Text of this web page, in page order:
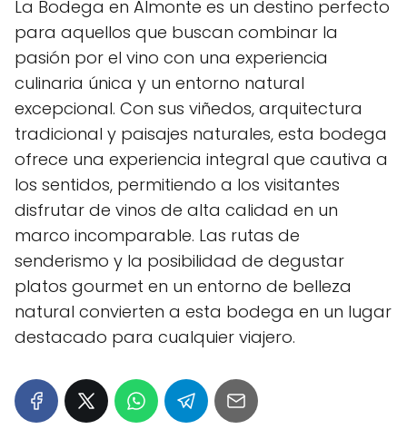
La Bodega en Almonte es un destino perfecto
para aquellos que buscan combinar la
pasión por el vino con una experiencia
culinaria única y un entorno natural
excepcional. Con sus viñedos, arquitectura
tradicional y paisajes naturales, esta bodega
ofrece una experiencia integral que cautiva a
los sentidos, permitiendo a los visitantes
disfrutar de vinos de alta calidad en un
marco incomparable. Las rutas de
senderismo y la posibilidad de degustar
platos gourmet en un entorno de belleza
natural convierten a esta bodega en un lugar
destacado para cualquier viajero.